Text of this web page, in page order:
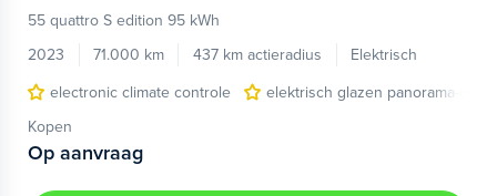
55 quattro S edition 95 kWh
2023
71.000 km 437 km actieradius
Elektrisch
electronic climate controle
elektrisch glazen panorama-dak
Kopen
Op aanvraag